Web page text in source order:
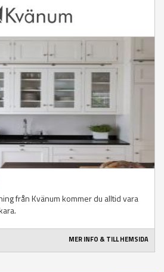
från Kvänum kommer du alltid vara
MER INFO & TILL HEMSIDA